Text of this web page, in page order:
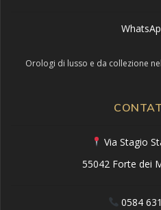
Orologi di lusso e da collezione
Via Stagio
55042 Forte dei
0584